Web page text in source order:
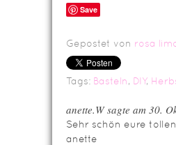
Save
Gepostet von rosa
Tags: Basteln, DIY,
anette.W sagte am 30.
Sehr schön eure
anette